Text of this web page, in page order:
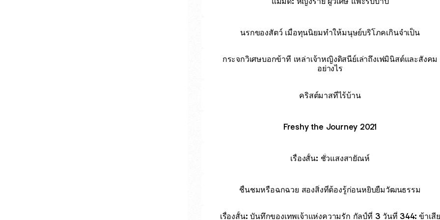
นรกของสัตว์ เมื่อทุนนิยมทำให้มนุษย์บริโภคเกินจำเป็น
กระจกวิเศษบอกข้าที เหล่าเจ้าหญิงดิสนีย์เล่าถึงเฟมินิสต์และสังคม
อย่างไร
คริสต์มาสที่ไร้บ้าน
Freshy the Journey 2021
เรื่องสั้น: ชั่วแสงสายัณห์
ชื่นชมหรือฉกฉวย สองสิ่งที่ต้องรู้ก่อนหยิบยืมวัฒนธรรม
เรื่องสั้น: บันทึกของเทพเจ้าแห่งความรัก กัลป์ที่ 3 วันที่ 344: ข้าเสีย